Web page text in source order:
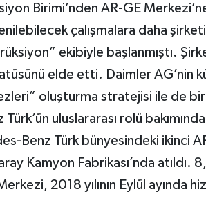
Birimi’nden AR-GE
çalışmalara daha
ekibiyle başlanmıştı.
elde etti. Daimler AG’nin
oluşturma stratejisi ile de
uluslararası rolü
Benz Türk bünyesindeki ikinci
Kamyon Fabrikası’nda atıldı.
2018 yılının Eylül ayında